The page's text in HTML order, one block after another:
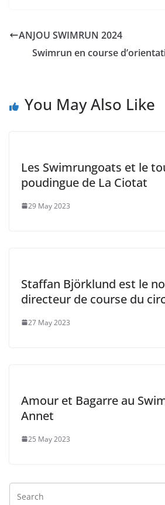
ANJOU SWIMRUN 2024
Swimrun en course
You May Also Like
Les Swimrungoats et le
poudingue de La Ciotat
29 May 2023
Staffan Björklund est le
directeur de course du
27 May 2023
Amour et Bagarre au
Annet
25 May 2023